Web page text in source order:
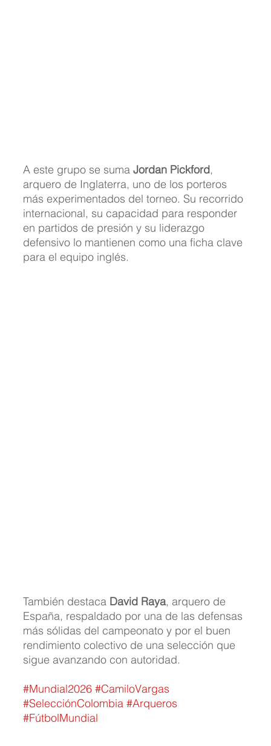
A este grupo se suma Jordan Pickford,
arquero de Inglaterra, uno de los porteros
más experimentados del torneo. Su recorrido
internacional, su capacidad para responder
en partidos de presión y su liderazgo
defensivo lo mantienen como una ficha clave
para el equipo inglés.
También destaca David Raya, arquero de
España, respaldado por una de las defensas
más sólidas del campeonato y por el buen
rendimiento colectivo de una selección que
sigue avanzando con autoridad.
#Mundial2026 #CamiloVargas
#SelecciónColombia #Arqueros
#FútbolMundial